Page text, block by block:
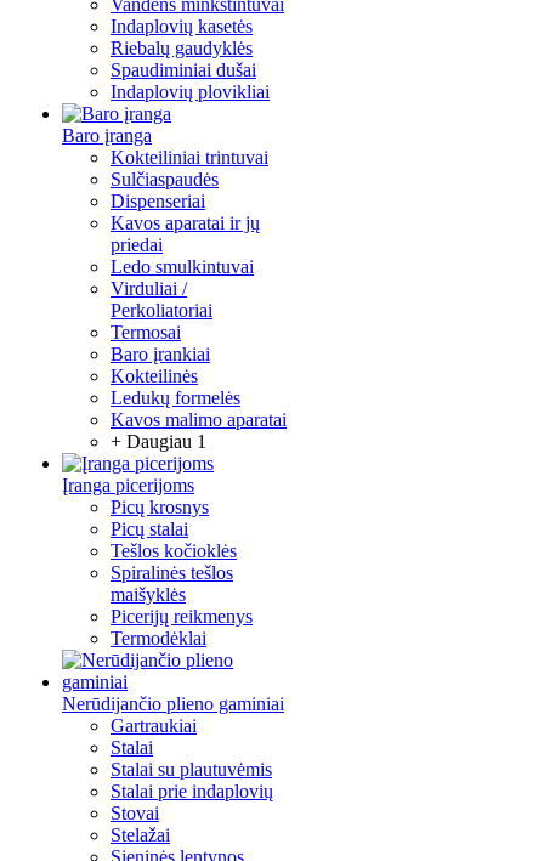
Vandens minkštintuvai
Indaplovių kasetės
Riebalų gaudyklės
Spaudiminiai dušai
Indaplovių plovikliai
Baro įranga
Kokteiliniai trintuvai
Sulčiaspaudės
Dispenseriai
Kavos aparatai ir jų
priedai
Ledo smulkintuvai
Virduliai /
Perkoliatoriai
Termosai
Baro įrankiai
Kokteilinės
Ledukų formelės
Kavos malimo aparatai
+ Daugiau 1
Įranga picerijoms
Picų krosnys
Picų stalai
Tešlos kočioklės
Spiralinės tešlos
maišyklės
Picerijų reikmenys
Termodėklai
Nerūdijančio plieno gaminiai
Gartraukiai
Stalai
Stalai su plautuvėmis
Stalai prie indaplovių
Stovai
Stelažai
Sieninės lentynos